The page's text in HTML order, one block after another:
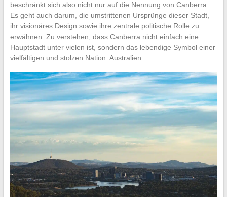
beschränkt sich also nicht nur auf die Nennung von Canberra.
Es geht auch darum, die umstrittenen Ursprünge dieser Stadt,
ihr visionäres Design sowie ihre zentrale politische Rolle zu
erwähnen. Zu verstehen, dass Canberra nicht einfach eine
Hauptstadt unter vielen ist, sondern das lebendige Symbol einer
vielfältigen und stolzen Nation: Australien.